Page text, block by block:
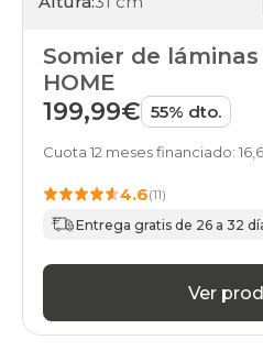
Somier de
HOME
199,99€ 55% dto.
Cuota 12 meses financiado:
4.6(11)
Entrega gratis de 26 a 32
Ver